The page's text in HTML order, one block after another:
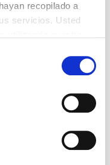
recopilado a
servicios. Usted